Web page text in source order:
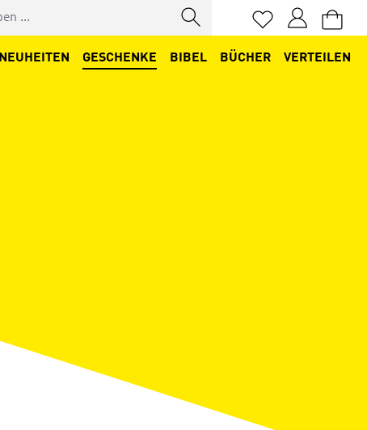
NEUHEITEN GESCHENKE BIBEL BÜCHER VERTEILEN